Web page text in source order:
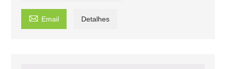
 Email Detalhes